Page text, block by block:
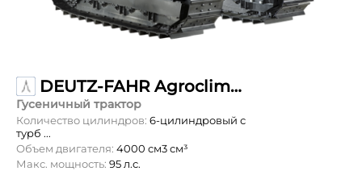
DEUTZ-FAHR Agroclimber 410F
Гусеничный трактор
Количество цилиндров: 6-цилиндровый с
турб ...
Объем двигателя: 4000 см3 см³
Макс. мощность: 95 л.с.